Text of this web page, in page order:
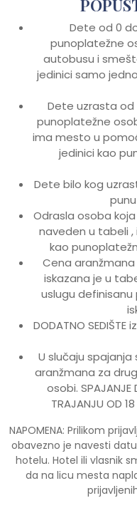
Dete od 0
punoplatežne
autobusu i
jedinici samo
Dete uzrasta od
punoplatežne
ima mesto u
jedinici kao
Dete bilo kog
Odrasla osoba
naveden u tabeli ,
kao
Cena
iskazana je u
uslugu
DODATNO
U slučaju
aranžmana za
osobi. SPAJANJE
TRAJANJU OD
NAPOMENA: Prilikom
obavezno je navesti
hotelu. Hotel ili vlasnik
da na licu mesta